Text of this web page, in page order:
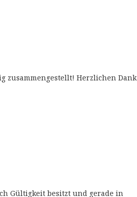
zusammengestellt! Herzlichen Dank
Gültigkeit besitzt und gerade in